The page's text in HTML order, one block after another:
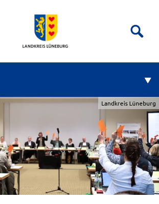
Landkreis Lüneburg